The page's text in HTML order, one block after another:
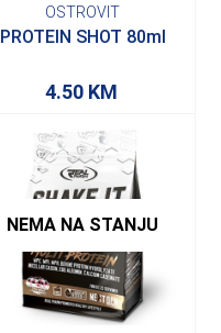
OSTROVIT
PROTEIN SHOT 80ml
4.50 KM
NEMA NA STANJU